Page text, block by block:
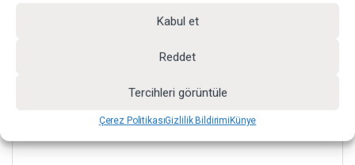
Kabul et
Reddet
Tercihleri görüntüle
Çerez PolitikasıGizlilik BildirimiKünye
KUTU İÇERİĞİ